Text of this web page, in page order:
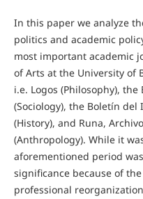
In this paper we analyze
politics and academic
most important academic
of Arts at the University of
i.e. Logos (Philosophy),
(Sociology), the Boletín
(History), and Runa,
(Anthropology). While it
aforementioned period
significance because of
professional